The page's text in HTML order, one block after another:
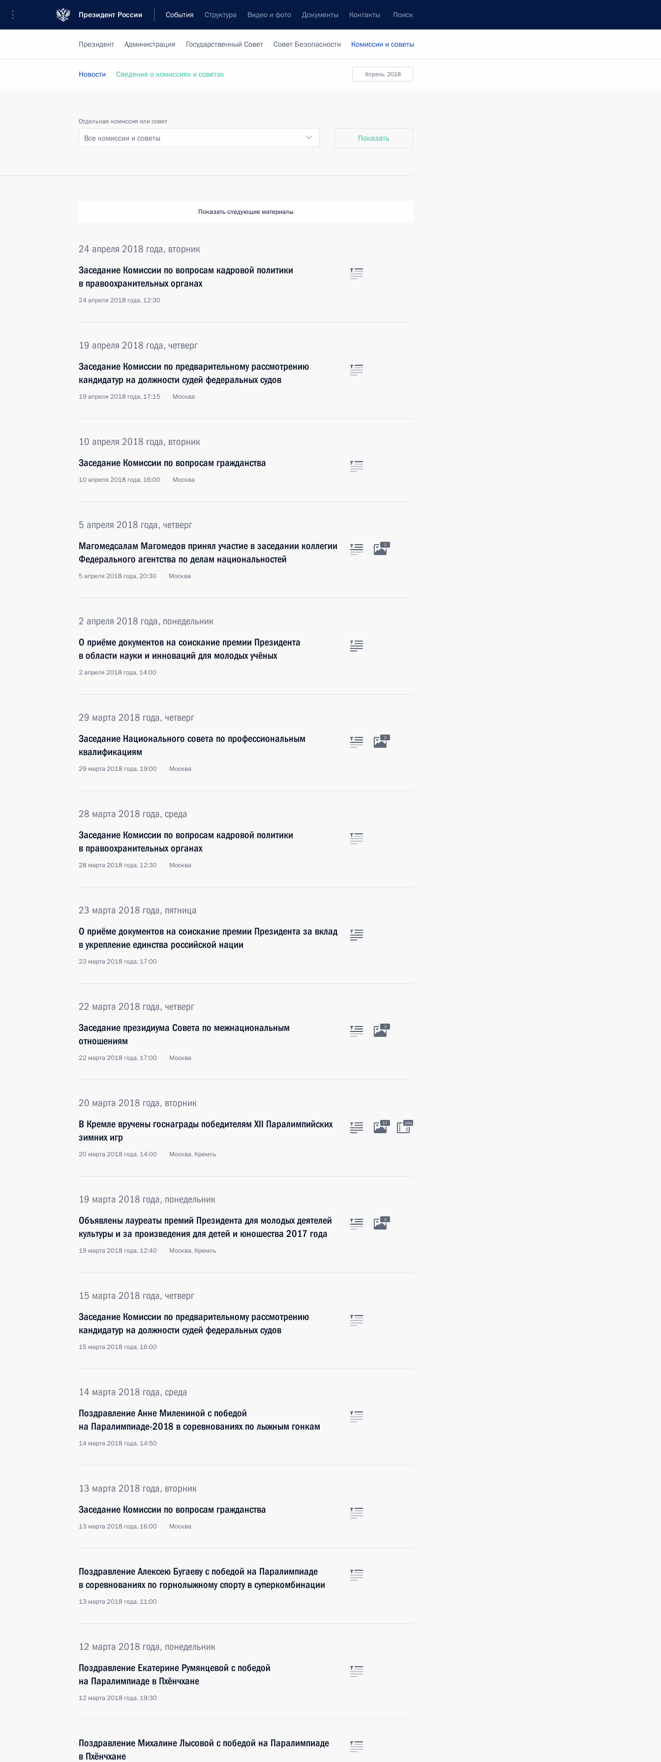
Президент России События Структура Видео и фото Документы Контакты Поиск
Президент Администрация Государственный Совет Совет Безопасности Комиссии и советы
апрель, 2018
Новости Сведения о комиссиях и советах
Отдельная комиссия или совет
Все комиссии и советы Показать
Показать следующие материалы
24 апреля 2018 года, вторник
Заседание Комиссии по вопросам кадровой политики
в правоохранительных органах
24 апреля 2018 года, 12:30
19 апреля 2018 года, четверг
Заседание Комиссии по предварительному рассмотрению
кандидатур на должности судей федеральных судов
19 апреля 2018 года, 17:15 Москва
10 апреля 2018 года, вторник
Заседание Комиссии по вопросам гражданства
10 апреля 2018 года, 16:00 Москва
5 апреля 2018 года, четверг
Магомедсалам Магомедов принял участие в заседании коллегии
Федерального агентства по делам национальностей
5 апреля 2018 года, 20:30 Москва
2
2 апреля 2018 года, понедельник
О приёме документов на соискание премии Президента
в области науки и инноваций для молодых учёных
2 апреля 2018 года, 14:00
29 марта 2018 года, четверг
Заседание Национального совета по профессиональным
квалификациям
29 марта 2018 года, 19:00 Москва
2
28 марта 2018 года, среда
Заседание Комиссии по вопросам кадровой политики
в правоохранительных органах
28 марта 2018 года, 12:30 Москва
23 марта 2018 года, пятница
О приёме документов на соискание премии Президента за вклад
в укрепление единства российской нации
23 марта 2018 года, 17:00
22 марта 2018 года, четверг
Заседание президиума Совета по межнациональным
отношениям
22 марта 2018 года, 17:00 Москва
3
20 марта 2018 года, вторник
В Кремле вручены госнаграды победителям XII Паралимпийских
зимних игр
20 марта 2018 года, 14:00 Москва, Кремль
17 16м
19 марта 2018 года, понедельник
Объявлены лауреаты премий Президента для молодых деятелей
культуры и за произведения для детей и юношества 2017 года
19 марта 2018 года, 12:40 Москва, Кремль
4
15 марта 2018 года, четверг
Заседание Комиссии по предварительному рассмотрению
кандидатур на должности судей федеральных судов
15 марта 2018 года, 16:00
14 марта 2018 года, среда
Поздравление Анне Милениной с победой
на Паралимпиаде-2018 в соревнованиях по лыжным гонкам
14 марта 2018 года, 14:50
13 марта 2018 года, вторник
Заседание Комиссии по вопросам гражданства
13 марта 2018 года, 16:00 Москва
Поздравление Алексею Бугаеву с победой на Паралимпиаде
в соревнованиях по горнолыжному спорту в суперкомбинации
13 марта 2018 года, 11:00
12 марта 2018 года, понедельник
Поздравление Екатерине Румянцевой с победой
на Паралимпиаде в Пхёнчхане
12 марта 2018 года, 19:30
Поздравление Михалине Лысовой с победой на Паралимпиаде
в Пхёнчхане